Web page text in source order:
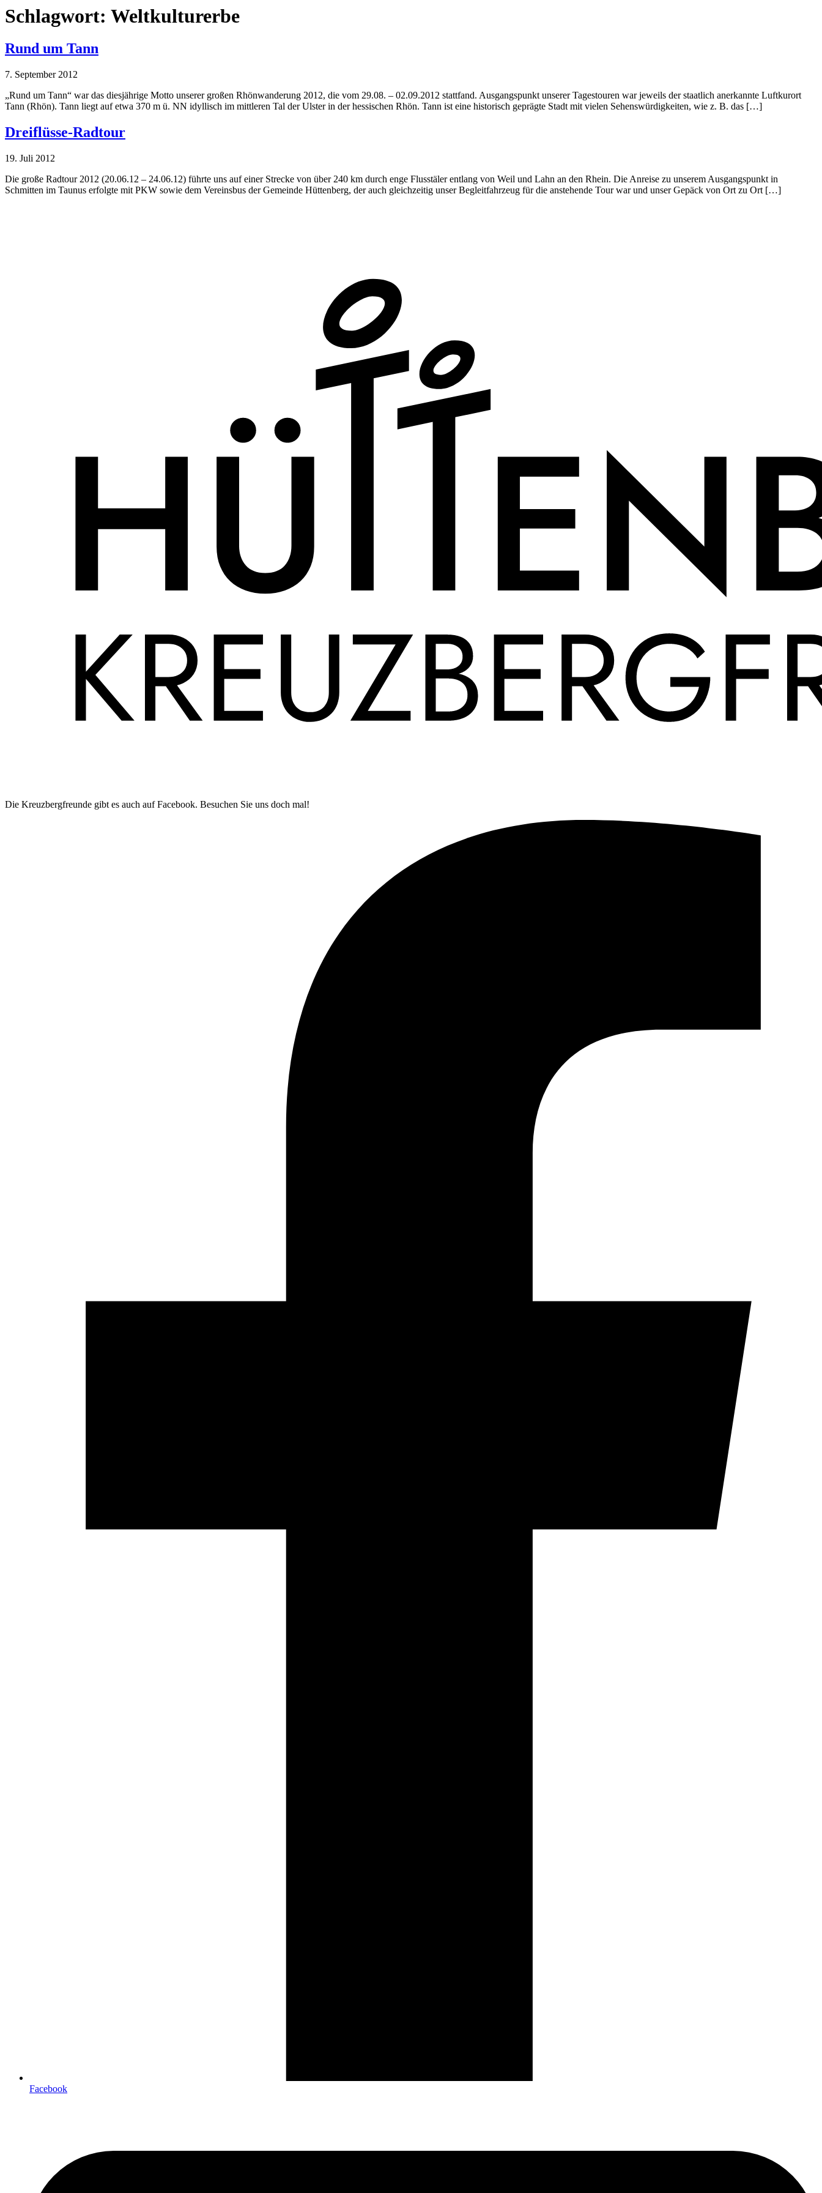
Schlagwort: Weltkulturerbe
Rund um Tann
7. September 2012
„Rund um Tann“ war das diesjährige Motto unserer großen Rhönwanderung 2012, die vom 29.08. – 02.09.2012 stattfand. Ausgangspunkt unserer Tagestouren war jeweils der staatlich anerkannte Luftkurort
Tann (Rhön). Tann liegt auf etwa 370 m ü. NN idyllisch im mittleren Tal der Ulster in der hessischen Rhön. Tann ist eine historisch geprägte Stadt mit vielen Sehenswürdigkeiten, wie z. B. das […]
Dreiflüsse-Radtour
19. Juli 2012
Die große Radtour 2012 (20.06.12 – 24.06.12) führte uns auf einer Strecke von über 240 km durch enge Flusstäler entlang von Weil und Lahn an den Rhein. Die Anreise zu unserem Ausgangspunkt in
Schmitten im Taunus erfolgte mit PKW sowie dem Vereinsbus der Gemeinde Hüttenberg, der auch gleichzeitig unser Begleitfahrzeug für die anstehende Tour war und unser Gepäck von Ort zu Ort […]
Die Kreuzbergfreunde gibt es auch auf Facebook. Besuchen Sie uns doch mal!
Facebook